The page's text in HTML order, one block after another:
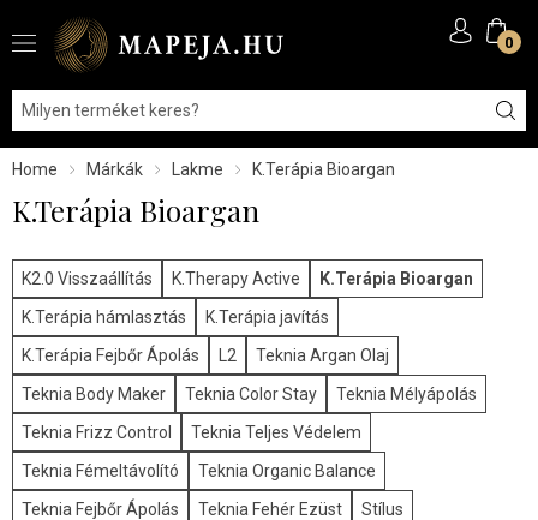
0
Home Márkák Lakme K.Terápia Bioargan
K.Terápia Bioargan
K2.0 Visszaállítás K.Therapy Active
K.Terápia Bioargan
K.Terápia hámlasztás
K.Terápia javítás
K.Terápia Fejbőr Ápolás
L2
Teknia Argan Olaj
Teknia Body Maker
Teknia Color Stay
Teknia Mélyápolás
Teknia Frizz Control
Teknia Teljes Védelem
Teknia Fémeltávolító
Teknia Organic Balance
Teknia Fejbőr Ápolás
Teknia Fehér Ezüst Stílus